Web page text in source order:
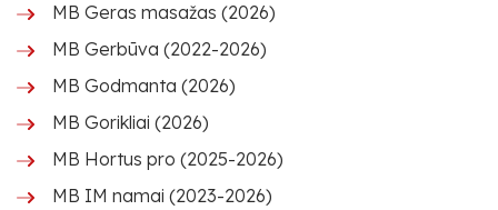
MB Geras masažas (2026)
MB Gerbūva (2022-2026)
MB Godmanta (2026)
MB Gorikliai (2026)
MB Hortus pro (2025-2026)
MB IM namai (2023-2026)